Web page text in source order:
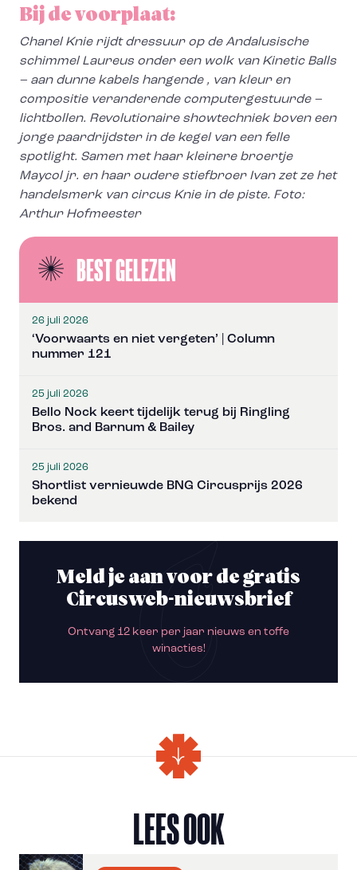
Bij de voorplaat:
Chanel Knie rijdt dressuur op de Andalusische
schimmel Laureus onder een wolk van Kinetic Balls
– aan dunne kabels hangende , van kleur en
compositie veranderende computergestuurde –
lichtbollen. Revolutionaire showtechniek boven een
jonge paardrijdster in de kegel van een felle
spotlight. Samen met haar kleinere broertje
Maycol jr. en haar oudere stiefbroer Ivan zet ze het
handelsmerk van circus Knie in de piste. Foto:
Arthur Hofmeester
BEST GELEZEN
26 juli 2026
‘Voorwaarts en niet vergeten’ | Column
nummer 121
25 juli 2026
Bello Nock keert tijdelijk terug bij Ringling
Bros. and Barnum & Bailey
25 juli 2026
Shortlist vernieuwde BNG Circusprijs 2026
bekend
Meld je aan voor de gratis
Circusweb-nieuwsbrief
Ontvang 12 keer per jaar nieuws en toffe
winacties!
LEES OOK